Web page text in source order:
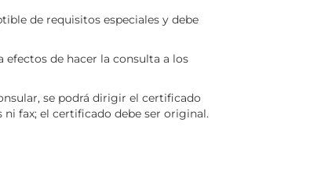
de requisitos especiales y debe
efectos de hacer la consulta a los
se podrá dirigir el certificado
fax; el certificado debe ser original.